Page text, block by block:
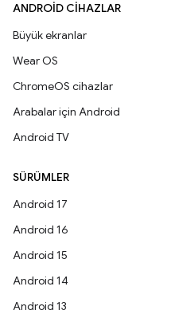
ANDROID CIHAZLAR
Büyük ekranlar
Wear OS
ChromeOS cihazlar
Arabalar için Android
Android TV
SÜRÜMLER
Android 17
Android 16
Android 15
Android 14
Android 13